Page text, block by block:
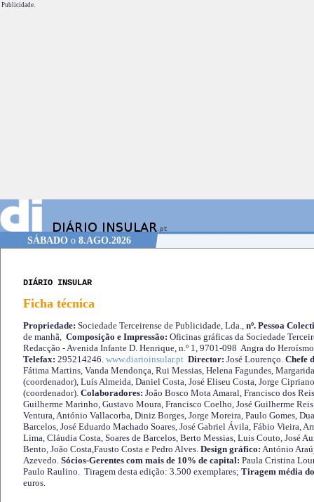
Publicidade.
SÁBADOo 8.AGO.2026
DIÁRIO INSULAR
Ficha técnica
Propriedade: Sociedade Terceirense de Publicidade, Lda., nº. Pessoa
de manhã, Composição e Impressão: Oficinas gráficas da Sociedade
Redacção - Avenida Infante D. Henrique, n.º 1, 9701-098 Angra do
Telefax: 295214246. www.diarioinsular.pt Director: José Lourenço. Chefe
Fátima Martins, Vanda Mendonça, Rui Messias, Helena Fagundes,
(coordenador), Luís Almeida, Daniel Costa, José Eliseu Costa, Jorge
(coordenador). Colaboradores: João Bosco Mota Amaral, Francisco dos
Guilherme Marinho, Gustavo Moura, Francisco Coelho, José Guilherme
Ventura, António Vallacorba, Diniz Borges, Jorge Moreira, Paulo Gomes,
Barcelos, José Eduardo Machado Soares, José Gabriel Ávila, Fábio Vieira,
Lima, Cláudia Costa, Soares de Barcelos, Berto Messias, Luis Couto, José
Bento, João Costa,Fausto Costa e Pedro Alves. Design gráfico: António
Azevedo. Sócios-Gerentes com mais de 10% de capital: Paula Cristina
Paulo Raulino. Tiragem desta edição: 3.500 exemplares; Tiragem média
euros.